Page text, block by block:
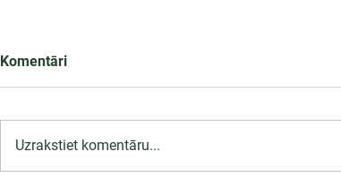
Komentāri
Uzrakstiet komentāru...